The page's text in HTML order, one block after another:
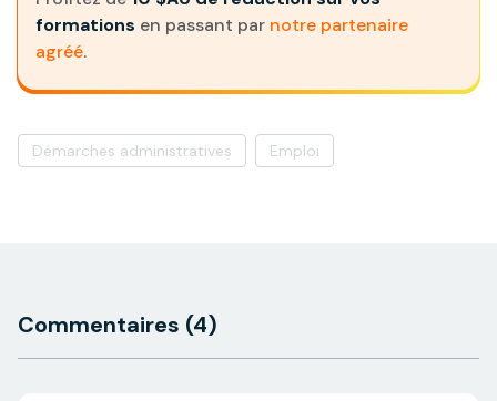
formations en passant par notre partenaire
agréé.
Démarches administratives Emploi
Commentaires (4)